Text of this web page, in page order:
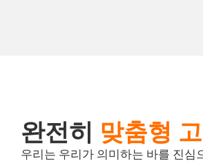
완전히 맞춤형
우리는 우리가 의미하는 바를 진심